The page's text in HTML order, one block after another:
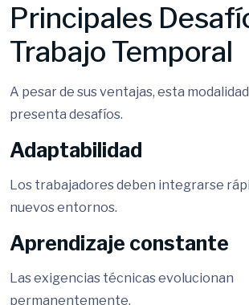
Principales
Trabajo Temporal
A pesar de sus ventajas, esta
presenta desafíos.
Adaptabilidad
Los trabajadores deben integrarse
nuevos entornos.
Aprendizaje constante
Las exigencias técnicas evolucionan
permanentemente.